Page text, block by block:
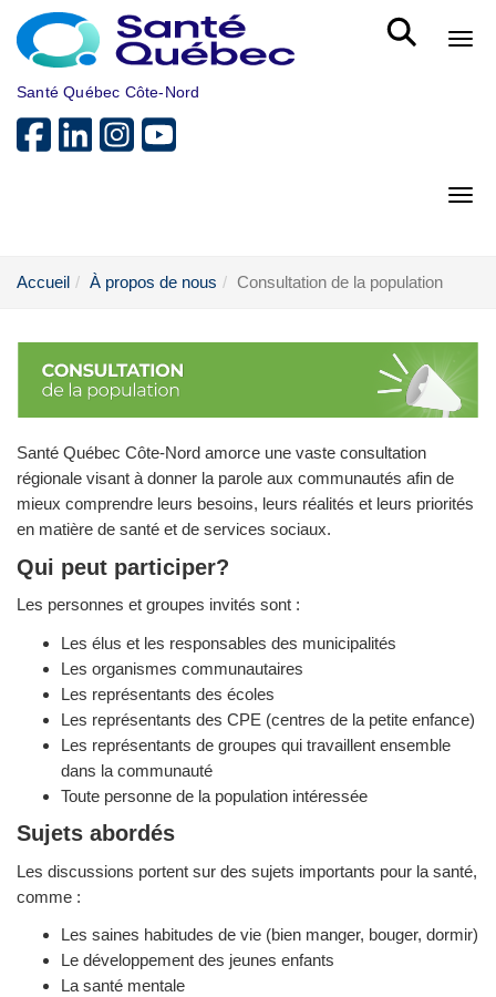
Aller au menu principal
Santé Québec Côte-Nord
Accueil À propos de nous Consultation de la population
Santé Québec Côte‑Nord amorce une vaste consultation
régionale visant à donner la parole aux communautés afin de
mieux comprendre leurs besoins, leurs réalités et leurs priorités
en matière de santé et de services sociaux.
Qui peut participer?
Les personnes et groupes invités sont :
Les élus et les responsables des municipalités
Les organismes communautaires
Les représentants des écoles
Les représentants des CPE (centres de la petite enfance)
Les représentants de groupes qui travaillent ensemble
dans la communauté
Toute personne de la population intéressée
Sujets abordés
Les discussions portent sur des sujets importants pour la santé,
comme :
Les saines habitudes de vie (bien manger, bouger, dormir)
Le développement des jeunes enfants
La santé mentale